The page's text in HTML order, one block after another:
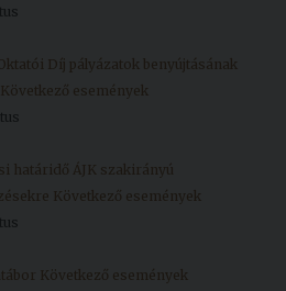
Díj pályázatok benyújtásának
Következő események
határidő ÁJK szakirányú
Következő események
Következő események